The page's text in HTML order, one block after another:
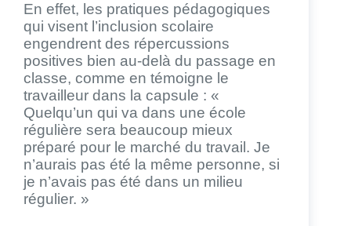
En effet, les pratiques pédagogiques
qui visent l’inclusion scolaire
engendrent des répercussions
positives bien au-delà du passage en
classe, comme en témoigne le
travailleur dans la capsule : «
Quelqu’un qui va dans une école
régulière sera beaucoup mieux
préparé pour le marché du travail. Je
n’aurais pas été la même personne, si
je n’avais pas été dans un milieu
régulier. »